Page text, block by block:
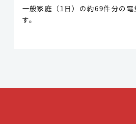
一般家庭（1日）の約69件分の電
す。